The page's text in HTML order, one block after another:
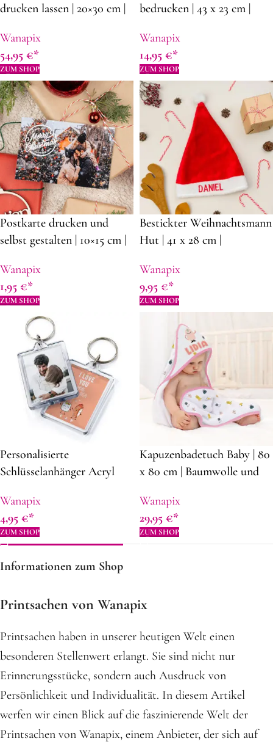
drucken lassen | 20×30 cm |
personalisierter Deckblatt |
Foto Album
Wanapix
54,95 €
ZUM SHOP
bedrucken | 43 x 23 cm |
Dekorationsideen für
Weihnachten
Wanapix
14,95 €
ZUM SHOP
Postkarte drucken und
selbst gestalten | 10×15 cm |
ab 1 Stück | Personalisierte
Schreibwaren
Wanapix
1,95 €
ZUM SHOP
Bestickter Weihnachtsmann
Hut | 41 x 28 cm |
Weihnachtsdekoration
Ideen
Wanapix
9,95 €
ZUM SHOP
Personalisierte
Schlüsselanhänger Acryl
cm | Von beiden Seiten
personalisiert | Originelle
Geschenkidee zum Vatertag
Wanapix
4,95 €
ZUM SHOP
Kapuzenbadetuch Baby | 80
x 80 cm | Baumwolle und
Kapuzenbadetuch mit
Namen und Fotos
Wanapix
29,95 €
ZUM SHOP
Informationen zum Shop
Printsachen von Wanapix
Printsachen haben in unserer heutigen Welt einen
besonderen Stellenwert erlangt. Sie sind nicht nur
Erinnerungsstücke, sondern auch Ausdruck von
Persönlichkeit und Individualität. In diesem Artikel
werfen wir einen Blick auf die faszinierende Welt der
Printsachen von Wanapix, einem Anbieter, der sich auf